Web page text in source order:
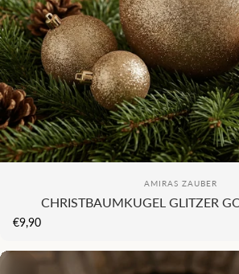
COMING SOON...
Anbieter:
AMIRAS ZAUBER
CHRISTBAUMKUGEL GLITZER
€9,90